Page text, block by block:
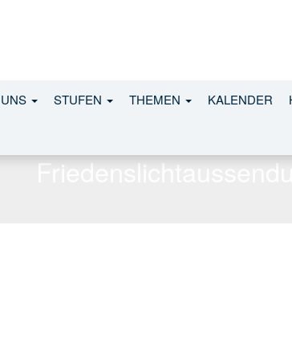
STUFEN THEMEN KALENDER